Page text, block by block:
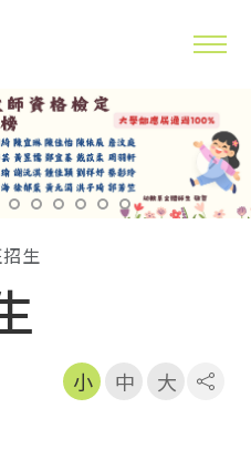
知能課程和幼兒園教師
職前教育課程與教保專
雄榜 大學部通過率
生
小 中 大 社